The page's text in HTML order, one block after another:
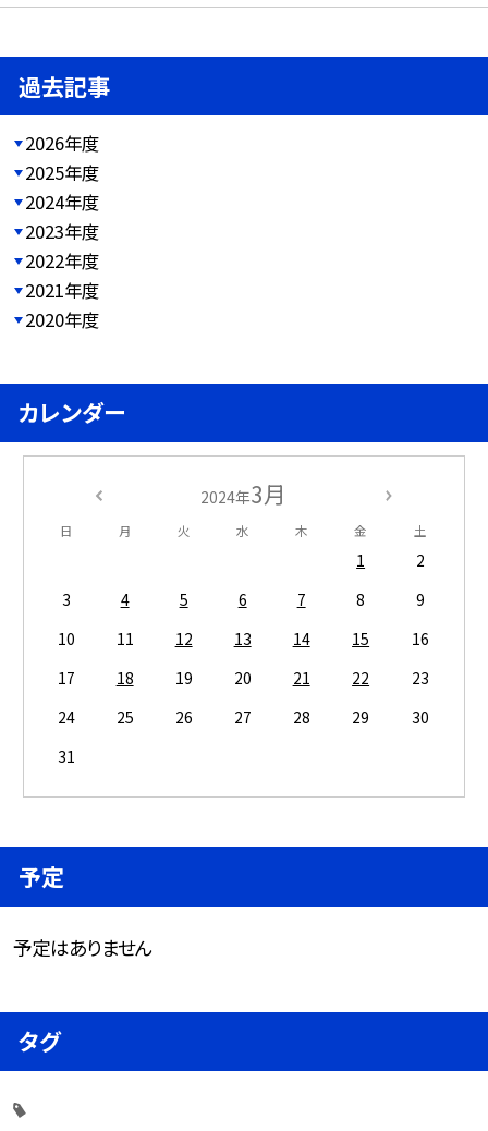
過去記事
2026年度
2025年度
2024年度
2023年度
2022年度
2021年度
2020年度
カレンダー
2024年3月
日 月 火 水 木 金 土
1
2
3
4 5 6 7 8
9
10
11 12 13 14 15
16
17
18 19 20 21 22
23
24
25 26 27 28 29
30
31
予定
予定はありません
タグ